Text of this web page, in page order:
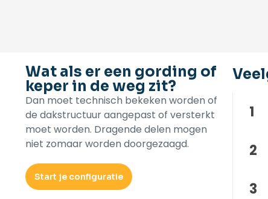
Wat als er een gording of
keper in de weg zit?
Dan moet technisch bekeken worden of
de dakstructuur aangepast of versterkt
moet worden. Dragende delen mogen
niet zomaar worden doorgezaagd.
Start je configuratie
1
2
3